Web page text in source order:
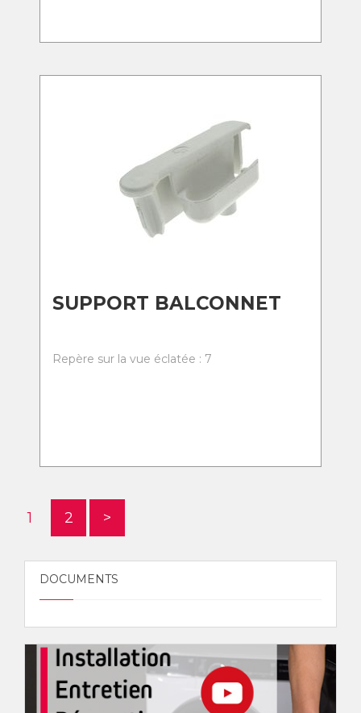
SUPPORT BALCONNET
Repère sur la vue éclatée : 7
1 2 >
DOCUMENTS